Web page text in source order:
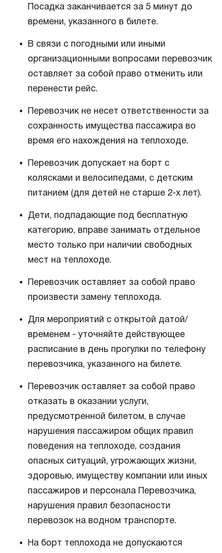
Посадка заканчивается за 5 минут до
времени, указанного в билете.
В связи с погодными или иными
организационными вопросами перевозчик
оставляет за собой право отменить или
перенести рейс.
Перевозчик не несет ответственности за
сохранность имущества пассажира во
время его нахождения на теплоходе.
Перевозчик допускает на борт с
колясками и велосипедами, с детским
питанием (для детей не старше 2-х лет).
Дети, подпадающие под бесплатную
категорию, вправе занимать отдельное
место только при наличии свободных
мест на теплоходе.
Перевозчик оставляет за собой право
произвести замену теплохода.
Для мероприятий с открытой датой/
временем - уточняйте действующее
расписание в день прогулки по телефону
перевозчика, указанного на билете.
Перевозчик оставляет за собой право
отказать в оказании услуги,
предусмотренной билетом, в случае
нарушения пассажиром общих правил
поведения на теплоходе, создания
опасных ситуаций, угрожающих жизни,
здоровью, имуществу компании или иных
пассажиров и персонала Перевозчика,
нарушения правил безопасности
перевозок на водном транспорте.
На борт теплохода не допускаются